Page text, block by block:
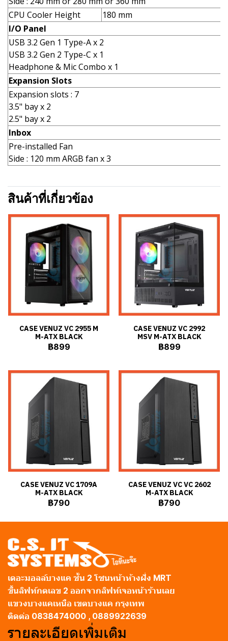
CPU Cooler Height
180 mm
I/O Panel
USB 3.2 Gen 1 Type-A x 2
USB 3.2 Gen 2 Type-C x 1
Headphone & Mic Combo x 1
Expansion Slots
Expansion slots : 7
3.5" bay x 2
2.5" bay x 2
Inbox
Pre-installed Fan
Side : 120 mm ARGB fan x 3
สินค้าที่เกี่ยวข้อง
CASE VENUZ VC 2955 M
M-ATX BLACK
฿899
CASE VENUZ VC 2992
MSV M-ATX BLACK
฿899
CASE VENUZ VC 1709A
M-ATX BLACK
฿790
CASE VENUZ VC VC 2602
M-ATX BLACK
฿790
เดอะมอลล์บางแค ชั้น 2 โซนหน้าห้างฝั่ง MRT
ขึ้นลิฟท์กดเลข 2 ออกจากลิฟท์เจอหน้าร้านเลย
แขวงบางแคเหนือ เขตบางแค กรุงเทพ
ติดต่อ 0838474000 , 0889922639
รายละเอียดเพิ่มเติม